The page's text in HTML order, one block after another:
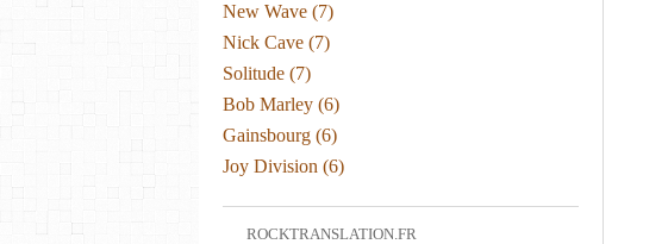
ROCKTRANSLATION.FR
New Wave (7)
Nick Cave (7)
Solitude (7)
Bob Marley (6)
Gainsbourg (6)
Joy Division (6)